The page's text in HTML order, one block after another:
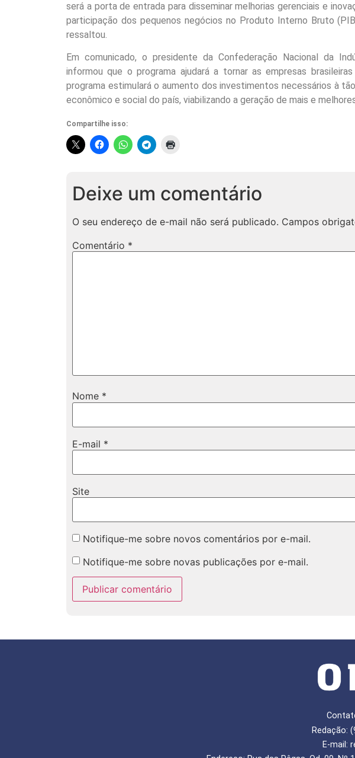
será a porta de entrada para disseminar melhorias gerenciais e
participação dos pequenos negócios no Produto Interno Bruto
ressaltou.
Em comunicado, o presidente da Confederação Nacional da
informou que o programa ajudará a tornar as empresas
programa estimulará o aumento dos investimentos necessários à
econômico e social do país, viabilizando a geração de mais e
Compartilhe isso:
Deixe um comentário
O seu endereço de e-mail não será publicado. Campos
Comentário *
Nome *
E-mail *
Site
Notifique-me sobre novos comentários por e-mail.
Notifique-me sobre novas publicações por e-mail.
Redação:
E-mail: